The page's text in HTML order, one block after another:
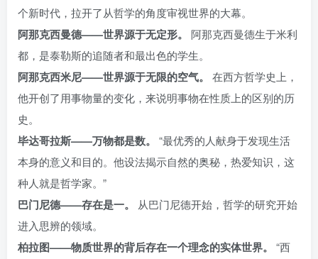
个新时代，拉开了从哲学的角度审视世界的大幕。
阿那克西曼德——世界源于无定形。 阿那克西曼德生于米利
都，是泰勒斯的追随者和最出色的学生。
阿那克西米尼——世界源于无限的空气。 在西方哲学史上，
他开创了用事物量的变化，来说明事物在性质上的区别的历
史。
毕达哥拉斯——万物都是数。 “最优秀的人献身于发现生活
本身的意义和目的。他设法揭示自然的奥秘，热爱知识，这
种人就是哲学家。”
巴门尼德——存在是一。
从巴门尼德开始，哲学的研究开始
进入思辨的领域。
柏拉图——物质世界的背后存在一个理念的实体世界。 “西